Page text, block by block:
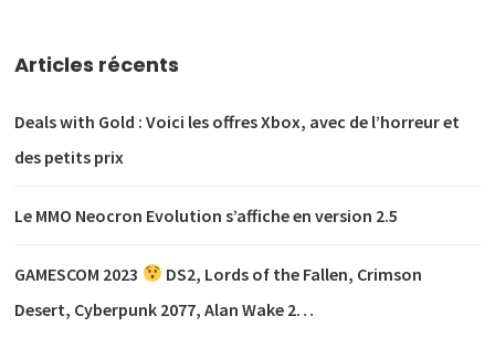
Articles récents
Deals with Gold : Voici les offres Xbox, avec de l’horreur et
des petits prix
Le MMO Neocron Evolution s’affiche en version 2.5
GAMESCOM 2023
DS2, Lords of the Fallen, Crimson
Desert, Cyberpunk 2077, Alan Wake 2…